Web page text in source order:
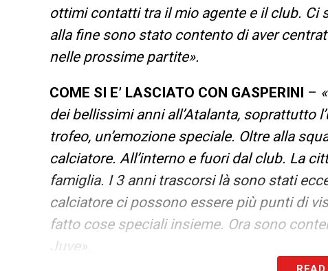
ottimi contatti tra il mio agente e il club. Ci
alla fine sono stato contento di aver
nelle prossime partite».
COME SI E’ LASCIATO CON GASPERINI –
dei bellissimi anni all’Atalanta, soprattutto
trofeo, un’emozione speciale. Oltre alla
calciatore. All’interno e fuori dal club. La
famiglia. I 3 anni trascorsi là sono stati
calciatore ci possono essere più punti di
fatto cose speciali insieme. Ora sono
Juve».